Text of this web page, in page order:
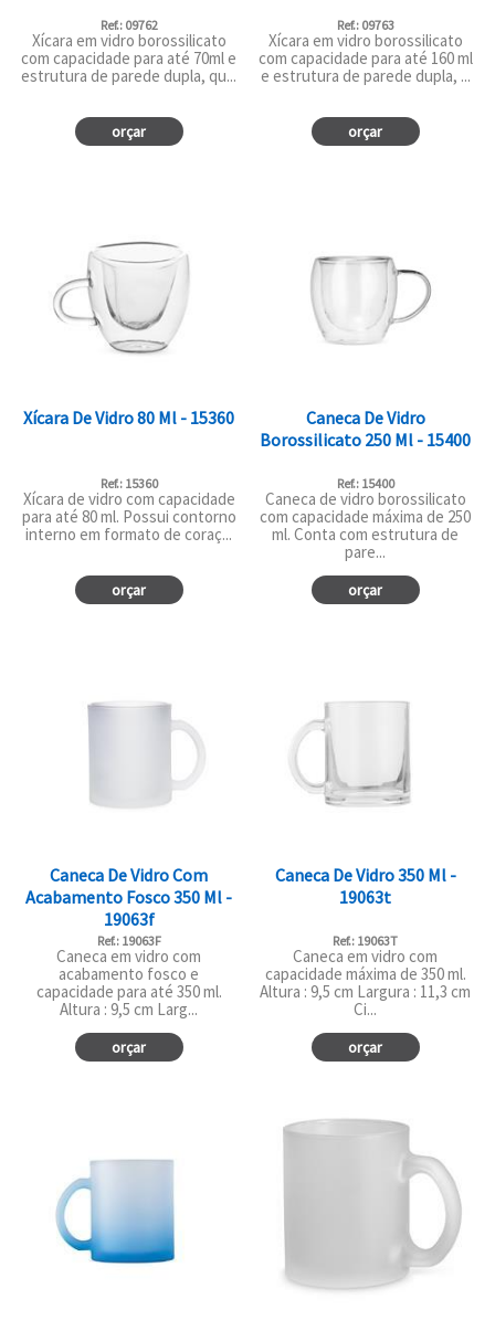
Ref.: 09762
Xícara em vidro borossilicato
com capacidade para até 70ml e
estrutura de parede dupla, qu...
orçar
Ref.: 09763
Xícara em vidro borossilicato
com capacidade para até 160 ml
e estrutura de parede dupla, ...
orçar
Xícara De Vidro 80 Ml - 15360
Ref.: 15360
Xícara de vidro com capacidade
para até 80 ml. Possui contorno
interno em formato de coraç...
orçar
Caneca De Vidro
Borossilicato 250 Ml - 15400
Ref.: 15400
Caneca de vidro borossilicato
com capacidade máxima de 250
ml. Conta com estrutura de
pare...
orçar
Caneca De Vidro Com
Acabamento Fosco 350 Ml -
19063f
Ref.: 19063F
Caneca em vidro com
acabamento fosco e
capacidade para até 350 ml.
Altura : 9,5 cm Larg...
orçar
Caneca De Vidro 350 Ml -
19063t
Ref.: 19063T
Caneca em vidro com
capacidade máxima de 350 ml.
Altura : 9,5 cm Largura : 11,3 cm
Ci...
orçar